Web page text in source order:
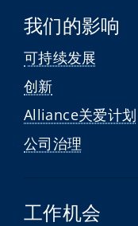
我们的影响
可持续发展
创新
Alliance关爱计划
公司治理
工作机会